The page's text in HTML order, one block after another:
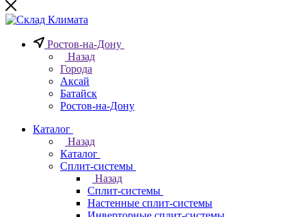
Ростов-на-Дону
Назад
Города
Аксай
Батайск
Ростов-на-Дону
Каталог
Назад
Каталог
Сплит-системы
Назад
Сплит-системы
Настенные сплит-системы